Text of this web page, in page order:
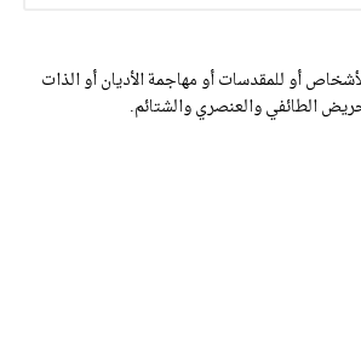
أو للمقدسات أو مهاجمة الأديان أو الذات
الطائفي والعنصري والشتائم.